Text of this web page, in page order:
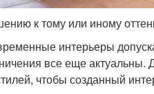
к тому или иному
интерьеры
все еще
чтобы созданный